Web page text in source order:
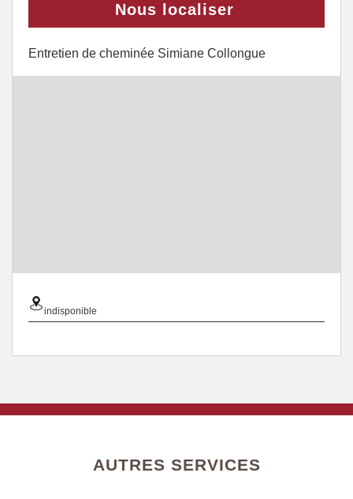
Nous localiser
Entretien de cheminée Simiane Collongue
indisponible
AUTRES SERVICES